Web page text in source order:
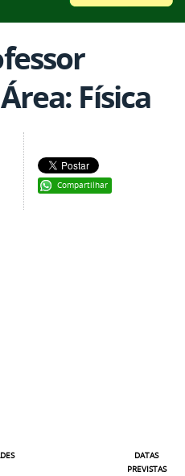
Física
Compartilhar
DATAS
PREVISTAS